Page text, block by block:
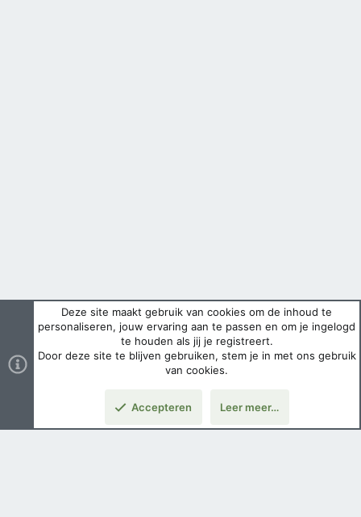
Deze site maakt gebruik van cookies om de inhoud te
personaliseren, jouw ervaring aan te passen en om je ingelogd
te houden als jij je registreert.
Door deze site te blijven gebruiken, stem je in met ons gebruik
van cookies.
Accepteren Leer meer…